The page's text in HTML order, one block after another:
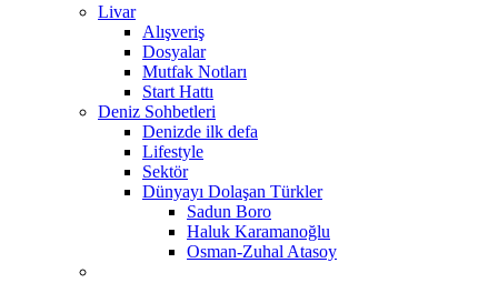
Livar
Alışveriş
Dosyalar
Mutfak Notları
Start Hattı
Deniz Sohbetleri
Denizde ilk defa
Lifestyle
Sektör
Dünyayı Dolaşan Türkler
Sadun Boro
Haluk Karamanoğlu
Osman-Zuhal Atasoy